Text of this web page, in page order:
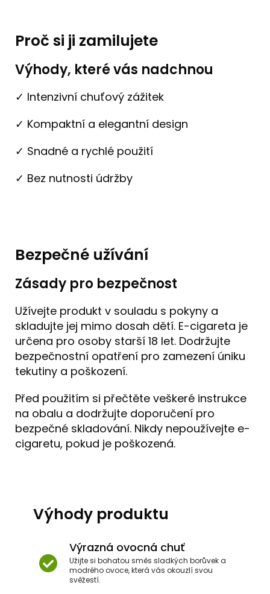
Proč si ji zamilujete
Výhody, které vás nadchnou
✓ Intenzivní chuťový zážitek
✓ Kompaktní a elegantní design
✓ Snadné a rychlé použití
✓ Bez nutnosti údržby
Bezpečné užívání
Zásady pro bezpečnost
Užívejte produkt v souladu s pokyny a
skladujte jej mimo dosah dětí. E-cigareta je
určena pro osoby starší 18 let. Dodržujte
bezpečnostní opatření pro zamezení úniku
tekutiny a poškození.
Před použitím si přečtěte veškeré instrukce
na obalu a dodržujte doporučení pro
bezpečné skladování. Nikdy nepoužívejte e-
cigaretu, pokud je poškozená.
Výhody produktu
Výrazná ovocná chuť
Užijte si bohatou směs sladkých borůvek a
modrého ovoce, která vás okouzlí svou
svěžestí.